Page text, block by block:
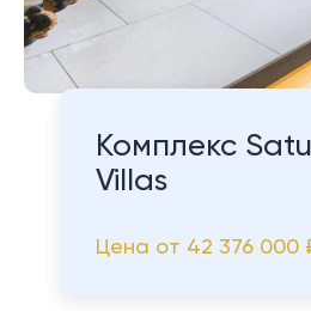
Комплекс
Villas
Цена от 42 376 000